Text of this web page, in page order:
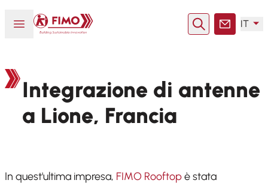
Aprire o chiudere il menu
Torna alla pagina iniziale
RicercaContatto
IT
Integrazione di antenne
a Lione, Francia
In quest'ultima impresa, FIMO Rooftopè stata